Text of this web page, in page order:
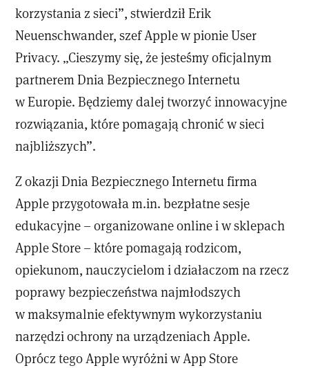
korzystania z sieci”, stwierdził Erik
Neuenschwander, szef Apple w pionie User
Privacy. „Cieszymy się, że jesteśmy oficjalnym
partnerem Dnia Bezpiecznego Internetu
w Europie. Będziemy dalej tworzyć innowacyjne
rozwiązania, które pomagają chronić w sieci
najbliższych”.
Z okazji Dnia Bezpiecznego Internetu firma
Apple przygotowała m.in. bezpłatne sesje
edukacyjne – organizowane online i w sklepach
Apple Store – które pomagają rodzicom,
opiekunom, nauczycielom i działaczom na rzecz
poprawy bezpieczeństwa najmłodszych
w maksymalnie efektywnym wykorzystaniu
narzędzi ochrony na urządzeniach Apple.
Oprócz tego Apple wyróżni w App Store